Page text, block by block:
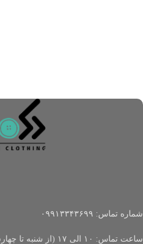
شماره تماس: ۰۹۹۱۳۳۴۳۶۹۹
ساعت تماس: ۱۰ الی ۱۷ (از شنبه تا چهارشنبه)